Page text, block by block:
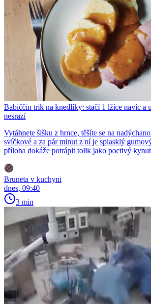
Babiččin trik na knedlíky: stačí 1 lžíce navíc a
nesrazí
Vytáhnete šišku z hrnce, těšíte se na
svíčkové a za pár minut z ní je splasklý
příloha dokáže potrápit tolik jako poctivý
Bruneta v kuchyni
dnes, 09:40
3 min